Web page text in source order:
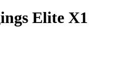
Elite X1